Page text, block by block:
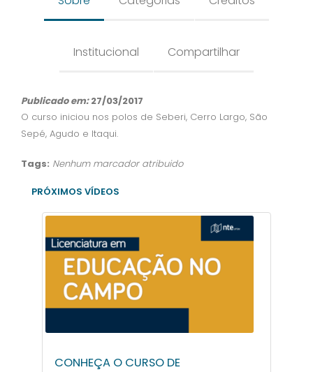
Institucional Compartilhar
Publicado em:27/03/2017
O curso iniciou nos polos de Seberi, Cerro Largo, São
Sepé, Agudo e Itaqui.
Tags: Nenhum marcador atribuido
PRÓXIMOS VÍDEOS
CONHEÇA O CURSO DE